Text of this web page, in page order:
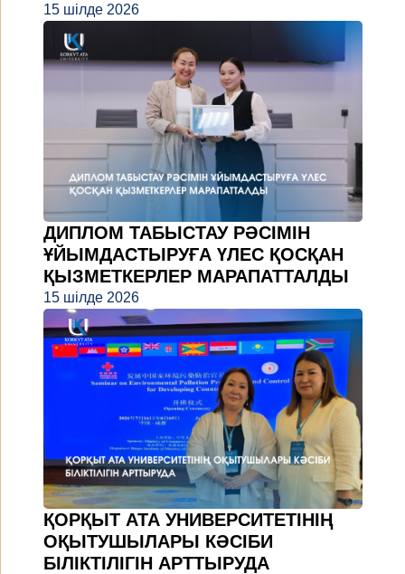
15 шілде 2026
ДИПЛОМ ТАБЫСТАУ РӘСІМІН
ҰЙЫМДАСТЫРУҒА ҮЛЕС ҚОСҚАН
ҚЫЗМЕТКЕРЛЕР МАРАПАТТАЛДЫ
15 шілде 2026
ҚОРҚЫТ АТА УНИВЕРСИТЕТІНІҢ
ОҚЫТУШЫЛАРЫ КӘСІБИ
БІЛІКТІЛІГІН АРТТЫРУДА